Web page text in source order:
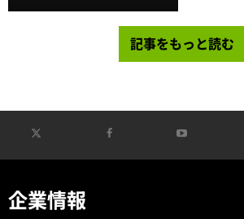
記事をもっと読む
企業情報